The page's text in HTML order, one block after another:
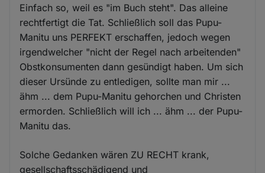
Einfach so, weil es "im Buch steht". Das alleine
rechtfertigt die Tat. Schließlich soll das Pupu-
Manitu uns PERFEKT erschaffen, jedoch wegen
irgendwelcher "nicht der Regel nach arbeitenden"
Obstkonsumenten dann gesündigt haben. Um sich
dieser Ursünde zu entledigen, sollte man mir ...
ähm ... dem Pupu-Manitu gehorchen und Christen
ermorden. Schließlich will ich ... ähm ... der Pupu-
Manitu das.
Solche Gedanken wären ZU RECHT krank,
gesellschaftsschädigend und